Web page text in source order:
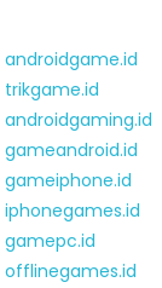
androidgame.id
trikgame.id
androidgaming.id
gameandroid.id
gameiphone.id
iphonegames.id
gamepc.id
offlinegames.id